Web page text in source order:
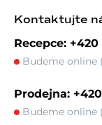
Kontaktujte
Recepce:
Budeme online
Prodejna:
Budeme online